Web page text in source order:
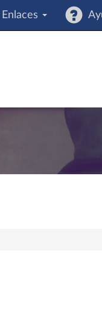
Enlaces